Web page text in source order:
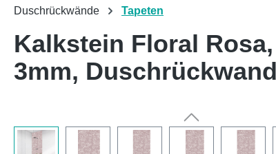
Duschrückwände Tapeten
Kalkstein Floral
3mm, Duschrückwand